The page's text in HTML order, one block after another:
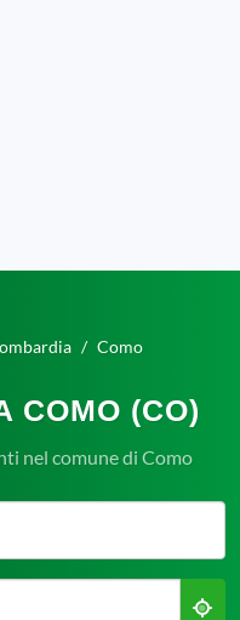
Como
COMO (CO)
nel comune di Como